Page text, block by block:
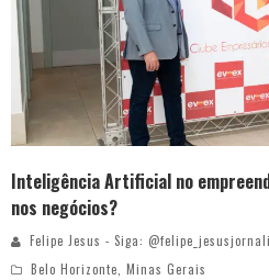
Inteligência Artificial no
nos negócios?
Felipe Jesus - Siga:
Belo Horizonte, Minas Gerais